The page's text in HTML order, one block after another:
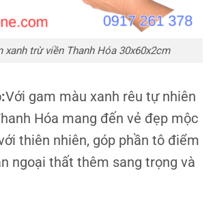
xanh trừ viền Thanh Hóa 30x60x2cm
Với gam màu xanh rêu tự nhiên
Hóa mang đến vẻ đẹp mộc
thiên nhiên, góp phần tô điểm
ngoại thất thêm sang trọng và